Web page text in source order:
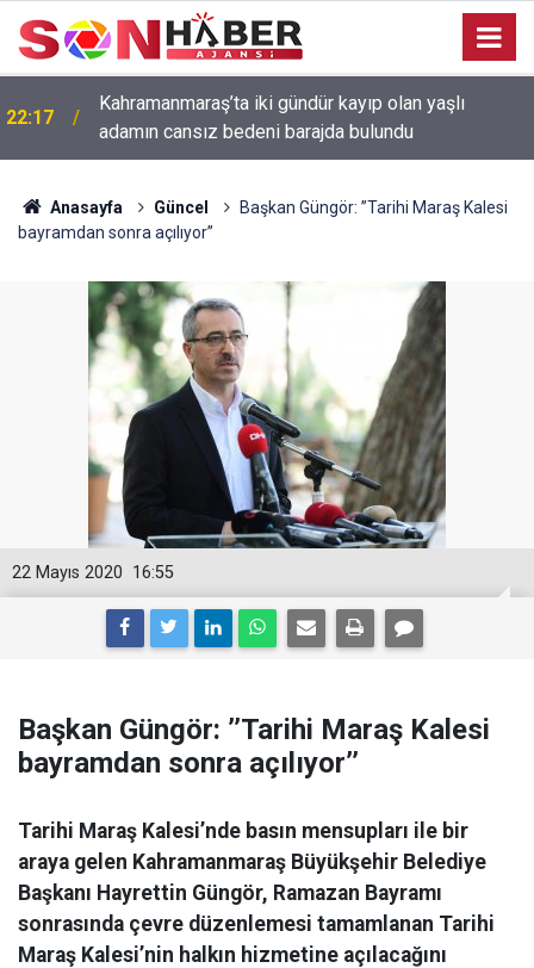
22:17
Kahramanmaraş’ta iki gündür kayıp olan yaşlı
adamın cansız bedeni barajda bulundu
Anasayfa Güncel
Başkan Güngör: ’’Tarihi Maraş Kalesi
bayramdan sonra açılıyor’’
16:55
22 Mayıs 2020
Başkan Güngör: ’’Tarihi Maraş Kalesi
bayramdan sonra açılıyor’’
Tarihi Maraş Kalesi’nde basın mensupları ile bir
araya gelen Kahramanmaraş Büyükşehir Belediye
Başkanı Hayrettin Güngör, Ramazan Bayramı
sonrasında çevre düzenlemesi tamamlanan Tarihi
Maraş Kalesi’nin halkın hizmetine açılacağını